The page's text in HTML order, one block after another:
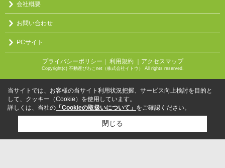
会社概要
お問い合わせ
PCサイト
プライバシーポリシー ｜ 利用規約 ｜アクセスマップ
Copyright(c) 不動産びわこnet（株式会社イトウ） All rights reserved.
当サイトでは、お客様の当サイト利用状況把握、サービス向上検討を目的と
して、クッキー（Cookie）を使用しています。
詳しくは、当社の 「Cookieの取扱いについて」 をご確認ください。
閉じる